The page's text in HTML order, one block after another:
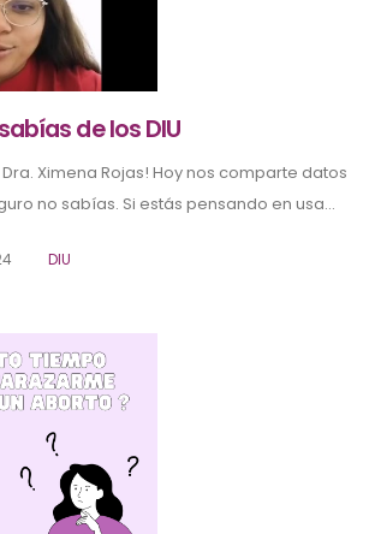
de los DIU
Ximena Rojas! Hoy nos comparte datos
no sabías. Si estás pensando en usa...
DIU